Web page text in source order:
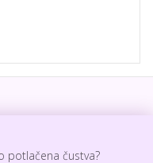
potlačena čustva?